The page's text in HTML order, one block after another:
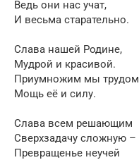
Ведь они нас учат,
И весьма старательно.
Слава нашей Родине,
Мудрой и красивой.
Приумножим мы трудом
Мощь её и силу.
Слава всем решающим
Сверхзадачу сложную –
Превращенье неучей